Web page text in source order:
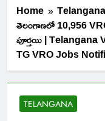
Home
Telangana
తెలంగాణలో 10,956
పూర్తయి |
TG VRO Jobs
TELANGANA